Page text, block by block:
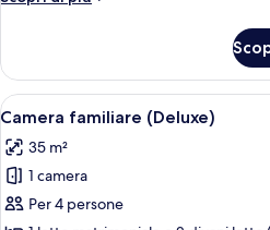
Double
or
2
Twin
Beds
Room,
Double
2
Twin
Apri
tutte
le
foto
per
5
Camera familiare (Deluxe)
35 m²
1 camera
Per 4 persone